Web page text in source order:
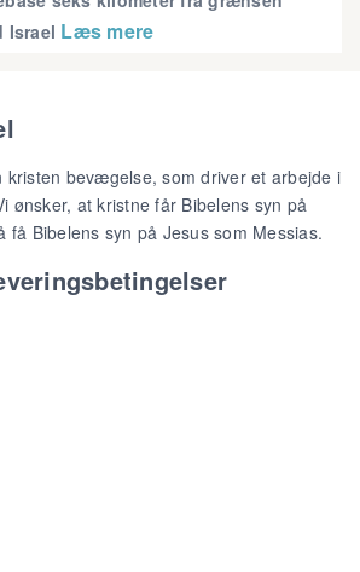
Israel Læs mere
kristen bevægelse, som driver et arbejde i
ønsker, at kristne får Bibelens syn på
få Bibelens syn på Jesus som Messias.